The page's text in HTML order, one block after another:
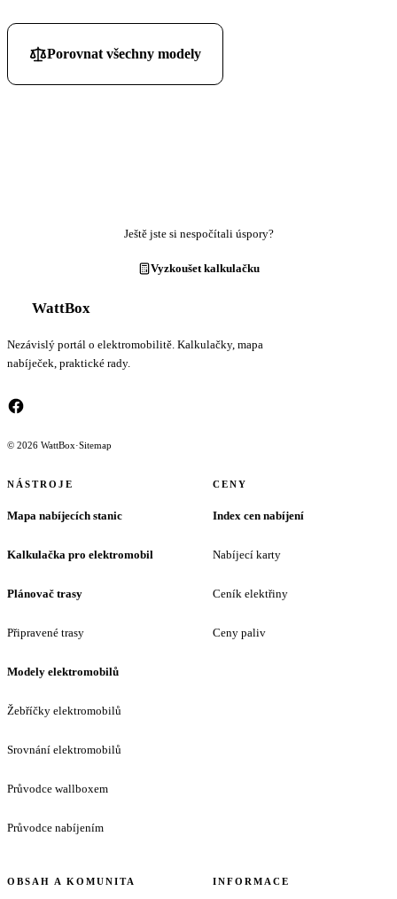
Porovnat všechny modely
Ještě jste si nespočítali úspory?
Vyzkoušet kalkulačku
WattBox
Nezávislý portál o elektromobilitě. Kalkulačky, mapa
nabíječek, praktické rady.
© 2026 WattBox·Sitemap
NÁSTROJE
Mapa nabíjecích stanic
Kalkulačka pro elektromobil
Plánovač trasy
Připravené trasy
Modely elektromobilů
Žebříčky elektromobilů
Srovnání elektromobilů
Průvodce wallboxem
Průvodce nabíjením
CENY
Index cen nabíjení
Nabíjecí karty
Ceník elektřiny
Ceny paliv
OBSAH A KOMUNITA INFORMACE